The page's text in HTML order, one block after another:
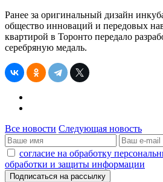
Ранее за оригинальный дизайн
общество инноваций и передовых
квартирой в Торонто передало
серебряную медаль.
Все новости Следующая новость
согласие на обработку
обработки и защиты информации